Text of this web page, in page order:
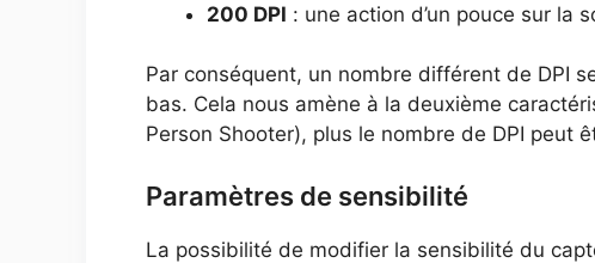
200 DPI : une action d’un pouce sur la
Par conséquent, un nombre différent de DPI
bas. Cela nous amène à la deuxième
Person Shooter), plus le nombre de DPI peut
Paramètres de sensibilité
La possibilité de modifier la sensibilité du